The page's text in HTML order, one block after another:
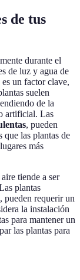
de tus
durante el
de luz y agua de
es un factor clave,
suelen
de la
artificial. Las
, pueden
que las plantas de
más
tiende a ser
plantas
pueden requerir un
la instalación
para mantener un
las plantas para